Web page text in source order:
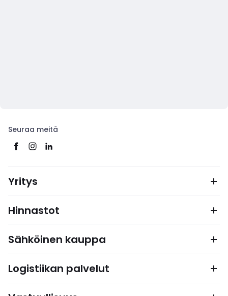
Seuraa meitä
Yritys
Hinnastot
Sähköinen kauppa
Logistiikan palvelut